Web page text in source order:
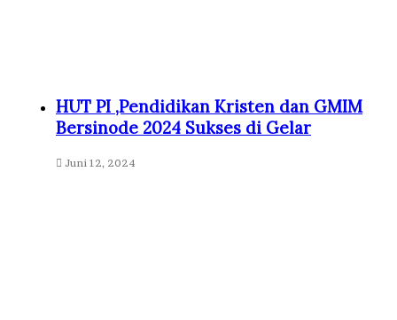
HUT PI ,Pendidikan Kristen dan GMIM
Bersinode 2024 Sukses di Gelar
Juni 12, 2024